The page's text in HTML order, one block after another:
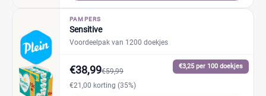
PAMPERS
Sensitive
Voordeelpak van 1200 doekjes
€3,25 per 100 doekjes
€38,99€59,99
€21,00 korting (35%)